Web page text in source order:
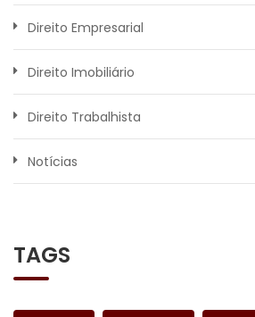
Direito Empresarial
Direito Imobiliário
Direito Trabalhista
Notícias
TAGS